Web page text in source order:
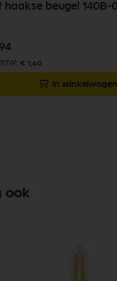
haakse beugel 140B-
€ 1,60
In winkelwagen
ook